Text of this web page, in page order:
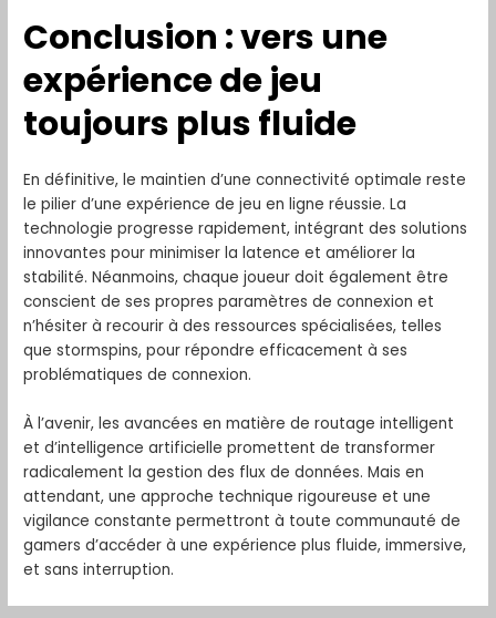
Conclusion : vers une
expérience de jeu
toujours plus fluide
En définitive, le maintien d’une connectivité optimale reste
le pilier d’une expérience de jeu en ligne réussie. La
technologie progresse rapidement, intégrant des solutions
innovantes pour minimiser la latence et améliorer la
stabilité. Néanmoins, chaque joueur doit également être
conscient de ses propres paramètres de connexion et
n’hésiter à recourir à des ressources spécialisées, telles
que stormspins, pour répondre efficacement à ses
problématiques de connexion.
À l’avenir, les avancées en matière de routage intelligent
et d’intelligence artificielle promettent de transformer
radicalement la gestion des flux de données. Mais en
attendant, une approche technique rigoureuse et une
vigilance constante permettront à toute communauté de
gamers d’accéder à une expérience plus fluide, immersive,
et sans interruption.